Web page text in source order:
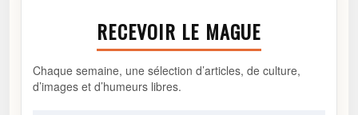
RECEVOIR LE MAGUE
Chaque semaine, une sélection d’articles, de culture,
d’images et d’humeurs libres.